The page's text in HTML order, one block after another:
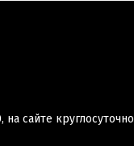
сайте круглосуточно